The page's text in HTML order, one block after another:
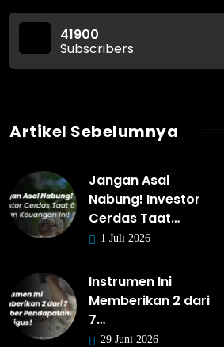
41900
Subscribers
Artikel Sebelumnya
Jangan Asal
Nabung! Investor
Cerdas Taat…
1 Juli 2026
Instrumen Ini
Memberikan 2 dari
7…
29 Juni 2026